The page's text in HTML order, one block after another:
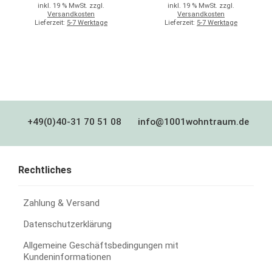
inkl. 19 % MwSt. zzgl.
Versandkosten
Lieferzeit: 5-7 Werktage
inkl. 19 % MwSt. zzgl.
Versandkosten
Lieferzeit: 5-7 Werktage
+49(0)40-31 70 51 08 info@1001wohntraum.de
Rechtliches
Zahlung & Versand
Datenschutzerklärung
Allgemeine Geschäftsbedingungen mit
Kundeninformationen